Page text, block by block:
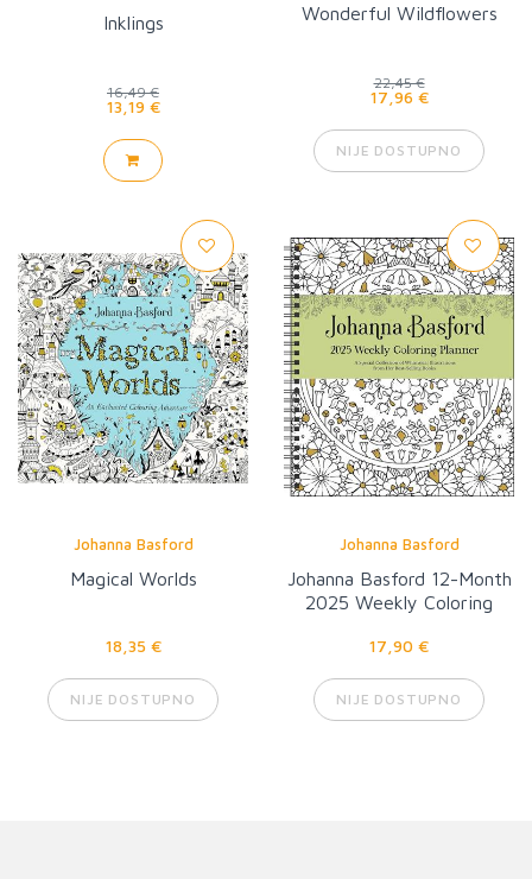
Inklings
16,49 €
13,19 €
Wonderful Wildflowers
22,45 €
17,96 €
NIJE DOSTUPNO
Johanna Basford
Magical Worlds
18,35 €
NIJE DOSTUPNO
Johanna Basford
Johanna Basford 12-Month
2025 Weekly Coloring
17,90 €
NIJE DOSTUPNO